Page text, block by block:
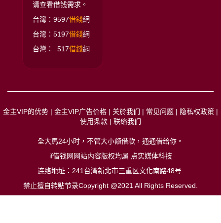
请查看借钱需求。
台灣：9597借錢網
台灣：5197借錢網
台灣： 517借錢網
金主VIP的优势 | 金主VIP广告价格 | 关於我们 | 常见问题 | 隐私权政策 |
使用条款 | 联络我们
全大馬24小时，不管大小额借款，通通借给你 。
if借钱网网站内容版权均属 点实媒体科技
连络地址：241台湾新北市三重区文化南路48号
禁止擅自转贴节录Copyright @2021 All Rights Reserved.